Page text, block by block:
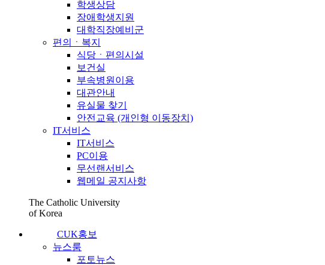
학생상담
장애학생지원
대학직장예비군
편의ㆍ복지
식당ㆍ편의시설
보건실
부속병원이용
대관안내
유실물 찾기
안전교육 (개인형 이동장치)
IT서비스
IT서비스
PC이용
무선랜서비스
웹메일 공지사항
The Catholic University
of Korea
CUK홍보
뉴스룸
포토뉴스